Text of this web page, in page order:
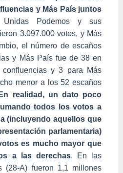
y Más País juntos
Unidas Podemos y sus
3.097.000 votos, y Más
el número de escaños
y Más País fue de 38 en
y 3 para Más
menor a los 52 escaños
En realidad, un dato poco
todos los votos a
(incluyendo aquellos que
parlamentaria)
es mucho mayor que
a las derechas. En las
(28-A) fueron 1,1 millones